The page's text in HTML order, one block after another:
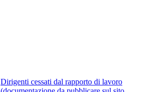
Dirigenti cessati dal rapporto di lavoro